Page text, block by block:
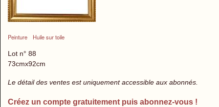
Peinture Huile sur toile
Lot n° 88
73cmx92cm
Le détail des ventes est uniquement accessible aux abonnés.
Créez un compte gratuitement puis abonnez-vous !